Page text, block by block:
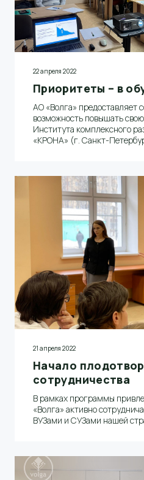
22 апреля 2022
Приоритеты – в
АО «Волга» предоставляет
возможность повышать
Института комплексного
«КРОНА» (г. Санкт-
21 апреля 2022
Начало
сотрудничества
В рамках программы
«Волга» активно
ВУЗами и СУЗами нашей